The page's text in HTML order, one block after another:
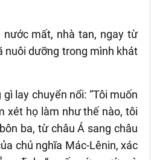
mất, nhà tan, ngay từ
nuôi dưỡng trong mình khát
lay chuyển nổi: “Tôi muốn
xét họ làm như thế nào, tôi
ba, từ châu Á sang châu
chủ nghĩa Mác-Lênin, xác